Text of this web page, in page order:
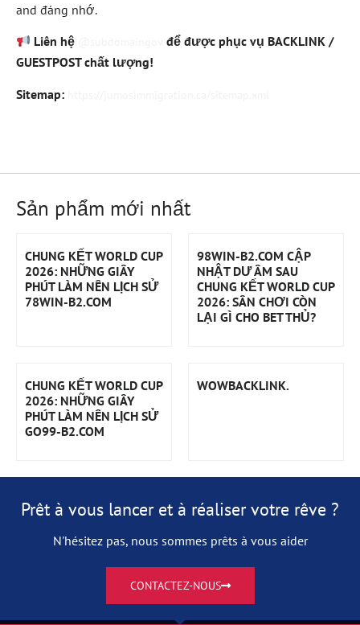
and đáng nhớ.
Liên hệ
để được phục vụ BACKLINK /
GUESTPOST chất lượng!
Sitemap:
Sản phẩm mới nhất
CHUNG KẾT WORLD CUP
2026: NHỮNG GIÂY
PHÚT LÀM NÊN LỊCH SỬ
78WIN-B2.COM
98WIN-B2.COM CẬP
NHẬT DƯ ÂM SAU
CHUNG KẾT WORLD CUP
2026: SÂN CHƠI CÒN
LẠI GÌ CHO BET THỦ?
CHUNG KẾT WORLD CUP
2026: NHỮNG GIÂY
PHÚT LÀM NÊN LỊCH SỬ
GO99-B2.COM
WOWBACKLINK.
Prêt à vous lancer et à réaliser votre rêve ?
N'hésitez pas, nous sommes prêts à vous aider
CONTACTEZ-NOUS